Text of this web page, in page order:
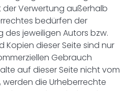
Verwertung außerhalb
bedürfen der
jeweiligen Autors bzw.
Kopien dieser Seite sind nur
Gebrauch
auf dieser Seite nicht vom
werden die Urheberrechte